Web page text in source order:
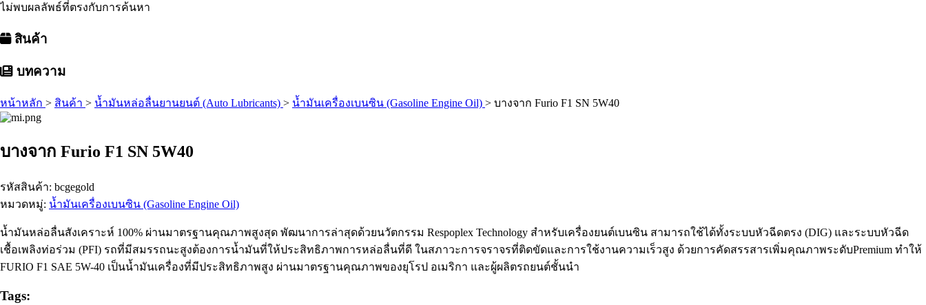
ไม่พบผลลัพธ์ที่ตรงกับการค้นหา
สินค้า
บทความ
หน้าหลัก > สินค้า > น้ำมันหล่อลื่นยานยนต์ (Auto Lubricants) > น้ำมันเครื่องเบนซิน (Gasoline Engine Oil) > บางจาก Furio F1 SN 5W40
บางจาก Furio F1 SN 5W40
รหัสสินค้า: bcgegold
หมวดหมู่: น้ำมันเครื่องเบนซิน (Gasoline Engine Oil)
น้ำมันหล่อลื่นสังเคราะห์ 100% ผ่านมาตรฐานคุณภาพสูงสุด พัฒนาการล่าสุดด้วยนวัตกรรม Respoplex Technology สำหรับเครื่องยนต์เบนซิน สามารถใช้ได้ทั้งระบบหัวฉีดตรง (DIG) และระบบหัวฉีด
เชื้อเพลิงท่อร่วม (PFI) รถที่มีสมรรถนะสูงต้องการน้ำมันที่ให้ประสิทธิภาพการหล่อลื่นที่ดี ในสภาวะการจราจรที่ติดขัดและการใช้งานความเร็วสูง ด้วยการคัดสรรสารเพิ่มคุณภาพระดับPremium ทำให้
FURIO F1 SAE 5W-40 เป็นน้ำมันเครื่องที่มีประสิทธิภาพสูง ผ่านมาตรฐานคุณภาพของยุโรป อเมริกา และผู้ผลิตรถยนต์ชั้นนำ
Tags: